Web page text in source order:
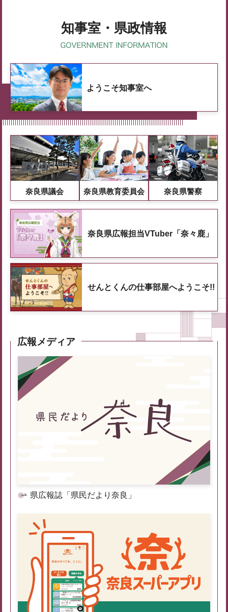
知事室・県政情報
ようこそ知事室へ
奈良県議会 奈良県教育委員会 奈良県警察
奈良県広報担当VTuber「奈々鹿」
せんとくんの仕事部屋へようこそ!!
広報メディア
県広報誌「県民だより奈良」